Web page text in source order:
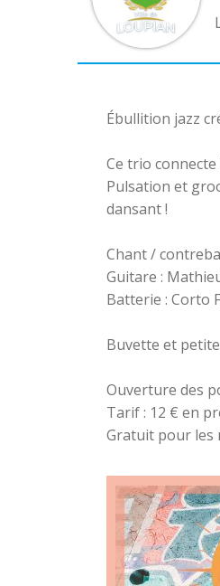
Ébullition jazz
Ce trio
Pulsation et
dansant !
Chant /
Guitare :
Batterie : Corto
Buvette et
Ouverture des
Tarif : 12 € en
Gratuit pour les